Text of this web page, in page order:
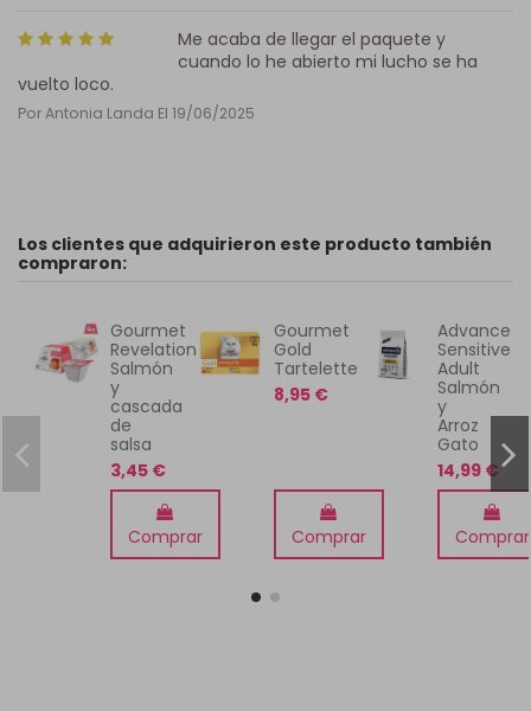
Me acaba de llegar el paquete y
cuando lo he abierto mi lucho se ha
vuelto loco.
PorAntonia Landa El 19/06/2025
Los clientes que adquirieron este producto también
compraron:
Gourmet
Revelation
Salmón
y
cascada
de
salsa
3,45 €
Comprar
Gourmet
Gold
Tartelette
8,95 €
Comprar
Advance
Sensitive
Adult
Salmón
y
Arroz
Gato
14,99 €
Comprar